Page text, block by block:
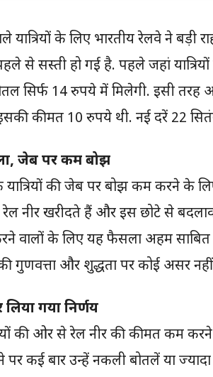
यात्रियों के लिए भारतीय रेलवे ने बड़ी
से सस्ती हो गई है. पहले जहां
सिर्फ 14 रुपये में मिलेगी. इसी
कीमत 10 रुपये थी. नई दरें 22
जेब पर कम बोझ
यात्रियों की जेब पर बोझ कम करने के
नीर खरीदते हैं और इस छोटे से
वालों के लिए यह फैसला अहम
गुणवत्ता और शुद्धता पर कोई असर
लिया गया निर्णय
की ओर से रेल नीर की कीमत कम करने
पर कई बार उन्हें नकली बोतलें या